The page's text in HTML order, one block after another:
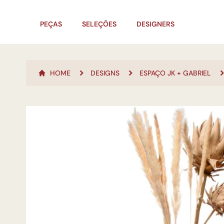
PEÇAS SELEÇÕES DESIGNERS
HOME DESIGNS ESPAÇO JK + GABRIEL